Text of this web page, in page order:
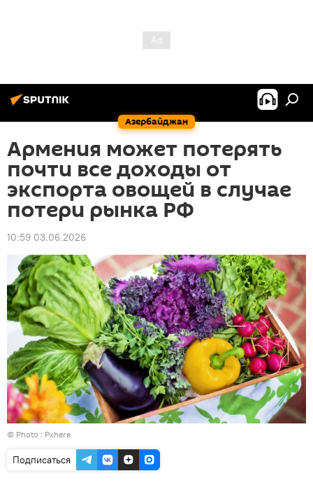
Азербайджан
Армения может потерять
почти все доходы от
экспорта овощей в случае
потери рынка РФ
10:59 03.06.2026
© Photo : Pxhere
Подписаться